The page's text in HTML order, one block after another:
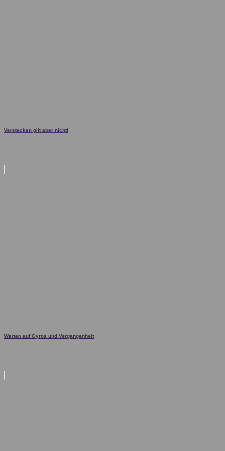
Verstecken gilt aber nicht!
Warten auf Gyros und Vergangenheit